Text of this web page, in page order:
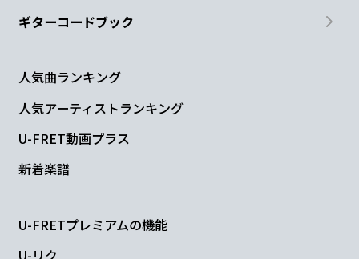
ギターコードブック
人気曲ランキング
人気アーティストランキング
U-FRET動画プラス
新着楽譜
U-FRETプレミアムの機能
U-リク